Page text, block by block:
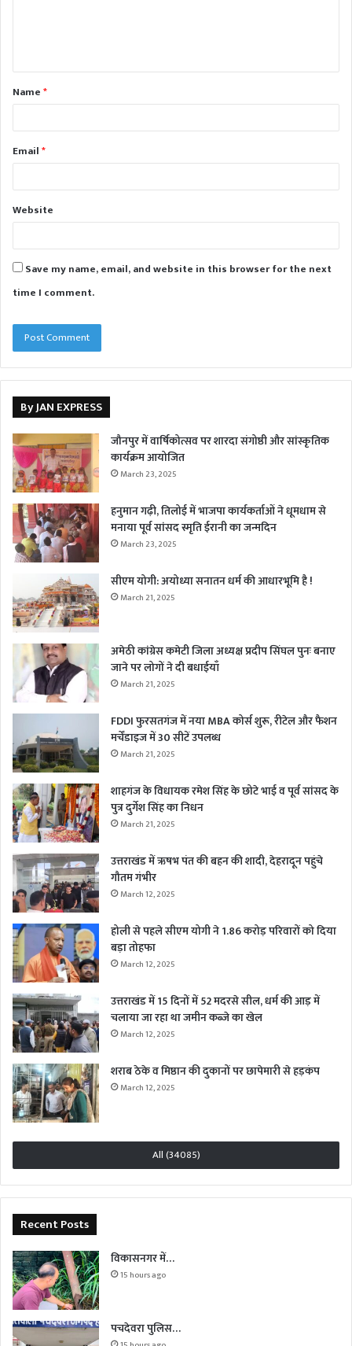
t
*Name*
Email*
Website
Save my name, email, and website in this browser for the next
time I comment.
By JAN EXPRESS
जौनपुर में वार्षिकोत्सव पर शारदा संगोष्ठी और सांस्कृतिक
कार्यक्रम आयोजित
March 23, 2025
हनुमान गढ़ी, तिलोई में भाजपा कार्यकर्ताओं ने धूमधाम से
मनाया पूर्व सांसद स्मृति ईरानी का जन्मदिन
March 23, 2025
सीएम योगी: अयोध्या सनातन धर्म की आधारभूमि है !
March 21, 2025
अमेठी कांग्रेस कमेटी जिला अध्यक्ष प्रदीप सिंघल पुनः बनाए
जाने पर लोगों ने दी बधाईयाँ
March 21, 2025
FDDI फुरसतगंज में नया MBA कोर्स शुरू, रीटेल और फैशन
मर्चेंडाइज में 30 सीटें उपलब्ध
March 21, 2025
शाहगंज के विधायक रमेश सिंह के छोटे भाई व पूर्व सांसद के
पुत्र दुर्गेश सिंह का निधन
March 21, 2025
उत्तराखंड में ऋषभ पंत की बहन की शादी, देहरादून पहुंचे
गौतम गंभीर
March 12, 2025
होली से पहले सीएम योगी ने 1.86 करोड़ परिवारों को दिया
बड़ा तोहफा
March 12, 2025
उत्तराखंड में 15 दिनों में 52 मदरसे सील, धर्म की आड़ में
चलाया जा रहा था जमीन कब्जे का खेल
March 12, 2025
शराब ठेके व मिष्ठान की दुकानों पर छापेमारी से हड़कंप
March 12, 2025
All (34085)
Recent Posts
विकासनगर में…
15 hours ago
पचदेवरा पुलिस…